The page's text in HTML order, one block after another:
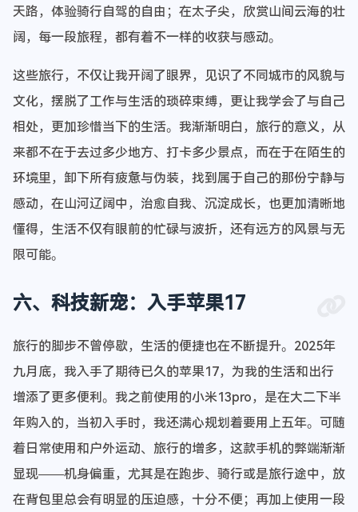
天路，体验骑行自驾的自由；在太子尖，欣赏山间云海的壮
阔，每一段旅程，都有着不一样的收获与感动。
这些旅行，不仅让我开阔了眼界，见识了不同城市的风貌与
文化，摆脱了工作与生活的琐碎束缚，更让我学会了与自己
相处，更加珍惜当下的生活。我渐渐明白，旅行的意义，从
来都不在于去过多少地方、打卡多少景点，而在于在陌生的
环境里，卸下所有疲惫与伪装，找到属于自己的那份宁静与
感动，在山河辽阔中，治愈自我、沉淀成长，也更加清晰地
懂得，生活不仅有眼前的忙碌与波折，还有远方的风景与无
限可能。
六、科技新宠：入手苹果17
旅行的脚步不曾停歇，生活的便捷也在不断提升。2025年
九月底，我入手了期待已久的苹果17，为我的生活和出行
增添了更多便利。我之前使用的小米13pro，是在大二下半
年购入的，当初入手时，我还满心规划着要用上五年。可随
着日常使用和户外运动、旅行的增多，这款手机的弊端渐渐
显现——机身偏重，尤其是在跑步、骑行或是旅行途中，放
在背包里总会有明显的压迫感，十分不便；再加上使用一段